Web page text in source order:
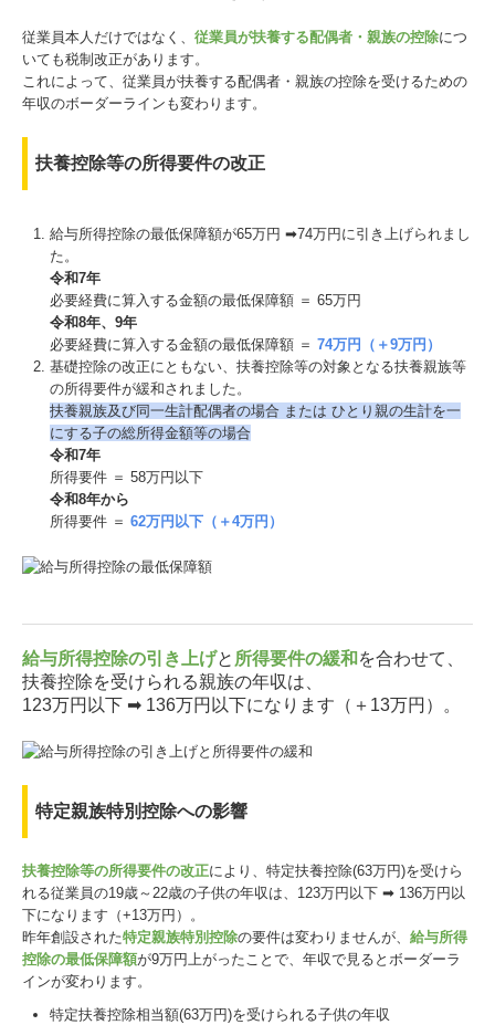
従業員本人だけではなく、 従業員が扶養する配偶者・親族の控除につ
いても税制改正があります。
これによって、従業員が扶養する配偶者・親族の控除を受けるための
年収のボーダーラインも変わります。
扶養控除等の所得要件の改正
給与所得控除の最低保障額が65万円 ➡74万円に引き上げられまし
た。
令和7年
必要経費に算入する金額の最低保障額 ＝ 65万円
令和8年、9年
必要経費に算入する金額の最低保障額 ＝ 74万円（＋9万円）
基礎控除の改正にともない、扶養控除等の対象となる扶養親族等
の所得要件が緩和されました。
扶養親族及び同⼀⽣計配偶者の場合 または ひとり親の⽣計を⼀
にする⼦の総所得⾦額等の場合
令和7年
所得要件 ＝ 58万円以下
令和8年から
所得要件 ＝ 62万円以下（＋4万円）
給与所得控除の引き上げと 所得要件の緩和 を合わせて、
扶養控除を受けられる親族の年収は、
123万円以下 ➡ 136万円以下になります（＋13万円）。
特定親族特別控除への影響
扶養控除等の所得要件の改正により、特定扶養控除(63万円)を受けら
れる従業員の19歳～22歳の子供の年収は、123万円以下 ➡ 136万円以
下になります（+13万円）。
昨年創設された特定親族特別控除の要件は変わりませんが、 給与所得
控除の最低保障額が9万円上がったことで、年収で見るとボーダーラ
インが変わります。
特定扶養控除相当額(63万円)を受けられる子供の年収